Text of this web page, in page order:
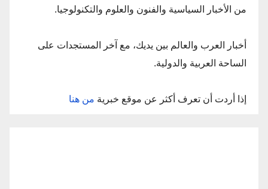
من الأخبار السياسية والفنون والعلوم والتكنولوجيا.
أخبار العرب والعالم بين يديك، مع آخر المستجدات على
الساحة العربية والدولية.
إذا أردت أن تعرف أكثر عن موقع خبرية من هنا